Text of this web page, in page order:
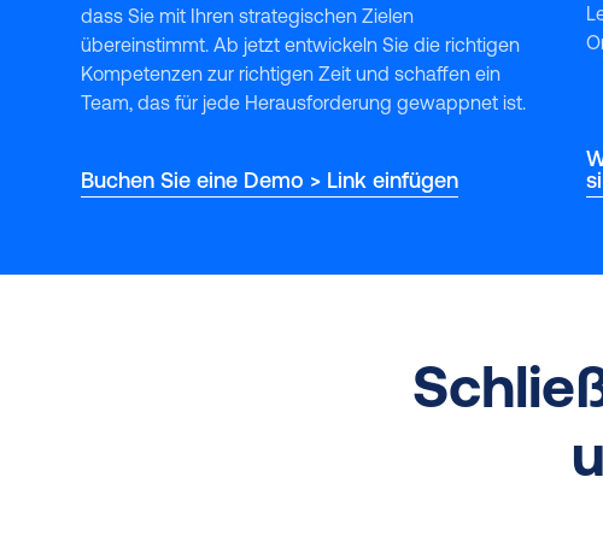
dass Sie mit Ihren strategischen Zielen
übereinstimmt. Ab jetzt entwickeln Sie die richtigen
Kompetenzen zur richtigen Zeit und schaffen ein
Team, das für jede Herausforderung gewappnet ist.
Buchen Sie eine Demo > Link einfügen